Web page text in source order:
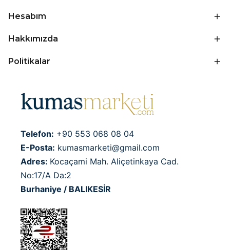
Hesabım
Hakkımızda
Politikalar
Telefon: +90 553 068 08 04
E-Posta: kumasmarketi@gmail.com
Adres: Kocaçami Mah. Aliçetinkaya Cad.
No:17/A Da:2
Burhaniye / BALIKESİR